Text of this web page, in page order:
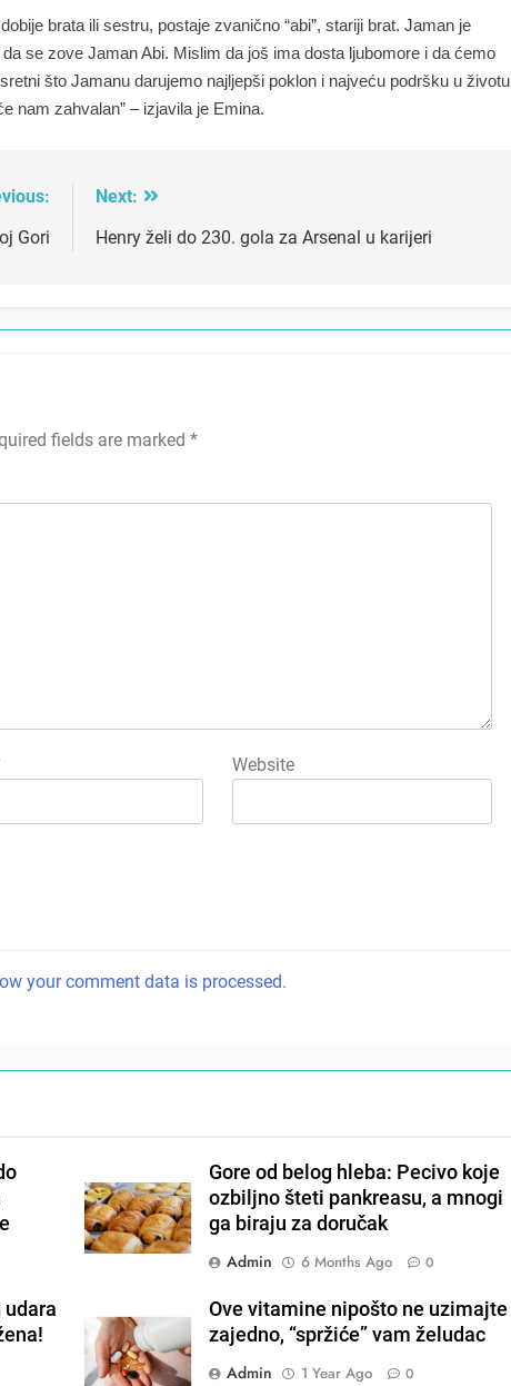
brata ili sestru, postaje zvanično “abi”, stariji brat. Jaman je
se zove Jaman Abi. Mislim da još ima dosta ljubomore i da ćemo
što Jamanu darujemo najljepši poklon i najveću podršku u životu
nam zahvalan” – izjavila je Emina.
Gori
Next:
Henry želi do 230. gola za Arsenal u karijeri
fields are marked *
Website
your comment data is processed.
Gore od belog hleba: Pecivo koje
ozbiljno šteti pankreasu, a mnogi
ga biraju za doručak
Admin
6 Months Ago 0
udara
Ove vitamine nipošto ne uzimajte
zajedno, “spržiće” vam želudac
Admin
1 Year Ago 0